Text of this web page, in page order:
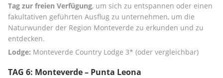
Tag zur freien Verfügung, um sich zu entspannen oder einen
fakultativen geführten Ausflug zu unternehmen, um die
Naturwunder der Region Monteverde zu erkunden und zu
entdecken.
Lodge: Monteverde Country Lodge 3* (oder vergleichbar)
TAG 6: Monteverde – Punta Leona